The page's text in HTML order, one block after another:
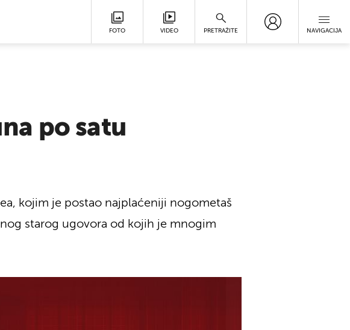
FOTO VIDEO PRETRAŽITE NAVIGACIJA
po satu
kojim je postao najplaćeniji nogometaš
starog ugovora od kojih je mnogim